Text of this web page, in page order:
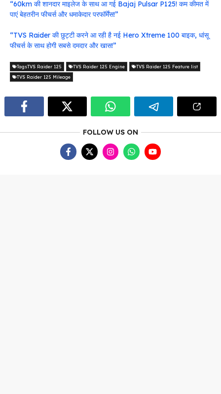
“60km की शानदार माइलेज के साथ आ गई Bajaj Pulsar P125! कम कीमत में
पाएं बेहतरीन फीचर्स और धमाकेदार परफॉर्मेंस!”
“TVS Raider की छुट्टी करने आ रही है नई Hero Xtreme 100 बाइक, धांसू
फीचर्स के साथ होगी सबसे दमदार और खास!”
TagsTVS Raider 125 TVS Raider 125 Engine
TVS Raider 125 Feature list
TVS Raider 125 Mileage
FOLLOW US ON